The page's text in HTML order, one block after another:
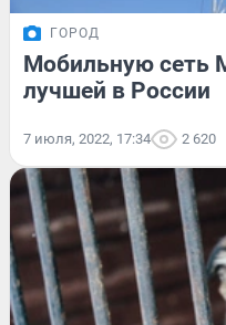
ГОРОД
Мобильную сеть
лучшей в России
7 июля, 2022, 17:34 2 620